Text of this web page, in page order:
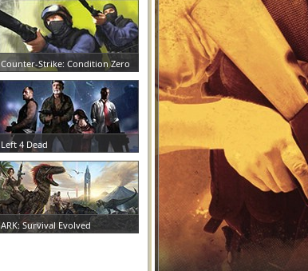
Counter-Strike: Condition Zero
ЗАКАЗАТЬ СЕРВЕР
Left 4 Dead
ЗАКАЗАТЬ СЕРВЕР
ARK: Survival Evolved